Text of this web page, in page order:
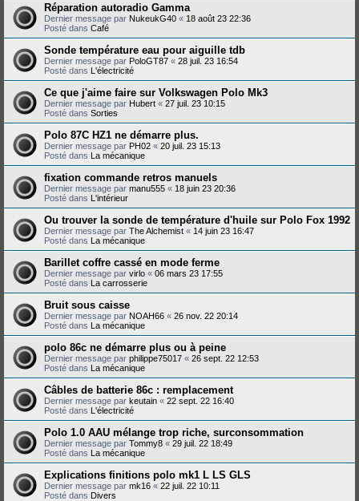
Réparation autoradio Gamma
Dernier message par NukeukG40 « 18 août 23 22:36
Posté dans Café
Sonde température eau pour aiguille tdb
Dernier message par PoloGT87 « 28 juil. 23 16:54
Posté dans L'électricité
Ce que j'aime faire sur Volkswagen Polo Mk3
Dernier message par Hubert « 27 juil. 23 10:15
Posté dans Sorties
Polo 87C HZ1 ne démarre plus.
Dernier message par PH02 « 20 juil. 23 15:13
Posté dans La mécanique
fixation commande retros manuels
Dernier message par manu555 « 18 juin 23 20:36
Posté dans L'intérieur
Ou trouver la sonde de température d'huile sur Polo Fox 1992
Dernier message par The Alchemist « 14 juin 23 16:47
Posté dans La mécanique
Barillet coffre cassé en mode ferme
Dernier message par virlo « 06 mars 23 17:55
Posté dans La carrosserie
Bruit sous caisse
Dernier message par NOAH66 « 26 nov. 22 20:14
Posté dans La mécanique
polo 86c ne démarre plus ou à peine
Dernier message par philippe75017 « 26 sept. 22 12:53
Posté dans La mécanique
Câbles de batterie 86c : remplacement
Dernier message par keutain « 22 sept. 22 16:40
Posté dans L'électricité
Polo 1.0 AAU mélange trop riche, surconsommation
Dernier message par Tommy8 « 29 juil. 22 18:49
Posté dans La mécanique
Explications finitions polo mk1 L LS GLS
Dernier message par mk16 « 22 juil. 22 10:11
Posté dans Divers